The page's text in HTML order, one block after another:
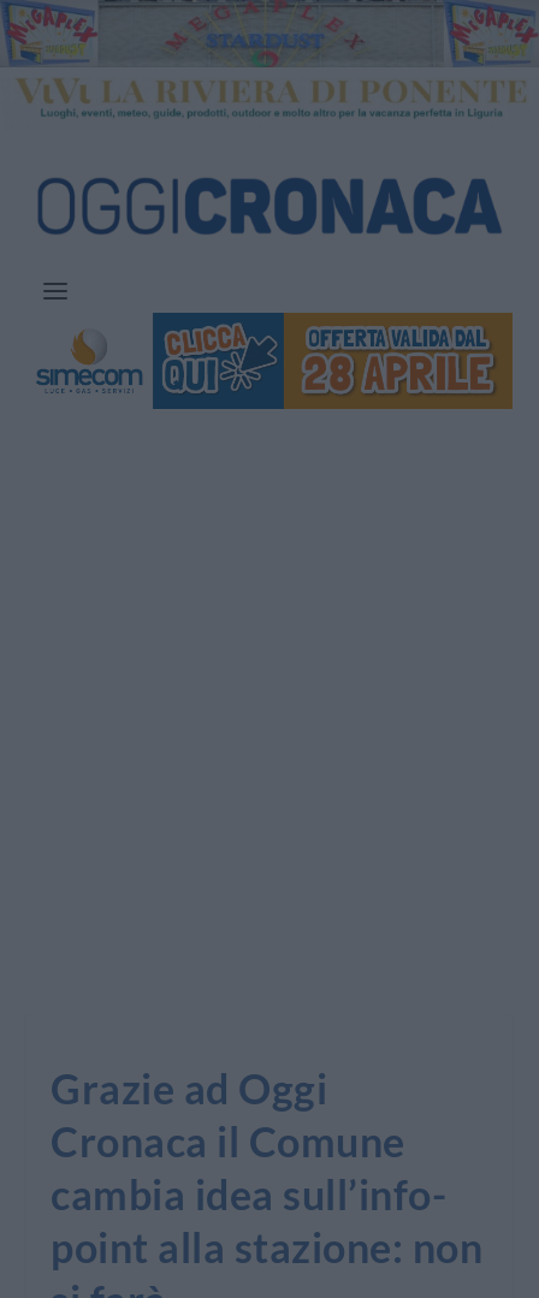
Grazie ad Oggi
Cronaca il Comune
cambia idea sull’info-
point alla stazione: non